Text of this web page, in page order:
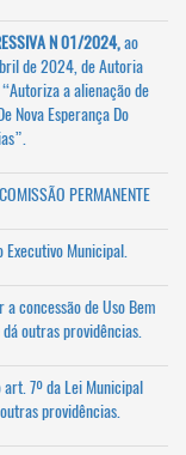
N 01/2024,ao
de 2024, de Autoria
a alienação de
Nova Esperança Do
PERMANENTE
Municipal.
concessão de Uso Bem
outras providências.
7º da Lei Municipal
providências.